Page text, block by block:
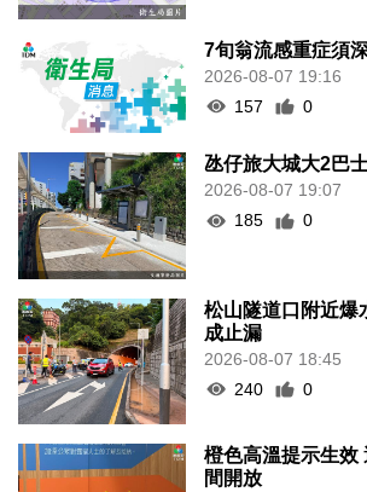
7旬翁流感重症須
2026-08-07 19:16
157
0
氹仔旅大城大2巴
2026-08-07 19:07
185
0
松山隧道口附近爆
成止漏
2026-08-07 18:45
240
0
橙色高溫提示生效
間開放